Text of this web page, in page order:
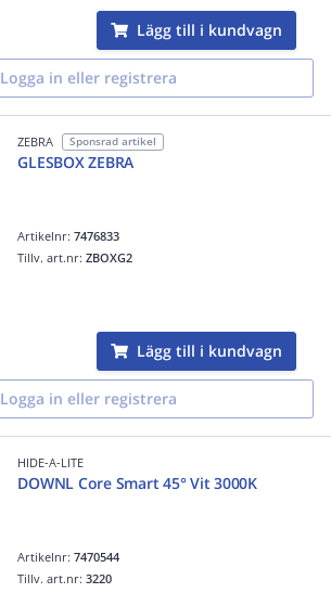
Lägg till i kundvagn
Logga in eller registrera
ZEBRA Sponsrad artikel
GLESBOX ZEBRA
Artikelnr:7476833
Tillv. art.nr:ZBOXG2
Lägg till i kundvagn
Logga in eller registrera
HIDE-A-LITE
DOWNL Core Smart 45° Vit 3000K
Artikelnr:7470544
Tillv. art.nr:3220